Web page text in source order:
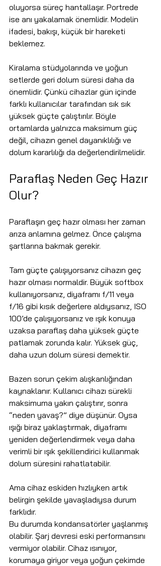
oluyorsa süreç hantallaşır. Portrede
ise anı yakalamak önemlidir. Modelin
ifadesi, bakışı, küçük bir hareketi
beklemez.
Kiralama stüdyolarında ve yoğun
setlerde geri dolum süresi daha da
önemlidir. Çünkü cihazlar gün içinde
farklı kullanıcılar tarafından sık sık
yüksek güçte çalıştırılır. Böyle
ortamlarda yalnızca maksimum güç
değil, cihazın genel dayanıklılığı ve
dolum kararlılığı da değerlendirilmelidir.
Paraflaş Neden Geç Hazır
Olur?
Paraflaşın geç hazır olması her zaman
arıza anlamına gelmez. Önce çalışma
şartlarına bakmak gerekir.
Tam güçte çalışıyorsanız cihazın geç
hazır olması normaldir. Büyük softbox
kullanıyorsanız, diyaframı f/11 veya
f/16 gibi kısık değerlere aldıysanız, ISO
100’de çalışıyorsanız ve ışık konuya
uzaksa paraflaş daha yüksek güçte
patlamak zorunda kalır. Yüksek güç,
daha uzun dolum süresi demektir.
Bazen sorun çekim alışkanlığından
kaynaklanır. Kullanıcı cihazı sürekli
maksimuma yakın çalıştırır, sonra
“neden yavaş?” diye düşünür. Oysa
ışığı biraz yaklaştırmak, diyaframı
yeniden değerlendirmek veya daha
verimli bir ışık şekillendirici kullanmak
dolum süresini rahatlatabilir.
Ama cihaz eskiden hızlıyken artık
belirgin şekilde yavaşladıysa durum
farklıdır.
Bu durumda kondansatörler yaşlanmış
olabilir. Şarj devresi eski performansını
vermiyor olabilir. Cihaz ısınıyor,
korumaya giriyor veya yoğun çekimde